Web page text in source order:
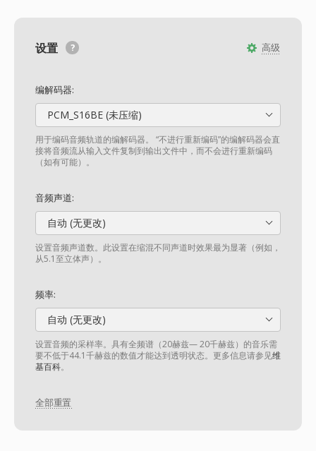
高级
设置
编解码器:
PCM_S16BE (未压缩)
用于编码音频轨道的编解码器。 “不进行重新编码”的编解码器会直
接将音频流从输入文件复制到输出文件中，而不会进行重新编码
（如有可能）。
音频声道:
自动 (无更改)
设置音频声道数。此设置在缩混不同声道时效果最为显著（例如，
从5.1至立体声）。
频率:
自动 (无更改)
设置音频的采样率。具有全频谱（20赫兹— 20千赫兹）的音乐需
要不低于44.1千赫兹的数值才能达到透明状态。更多信息请参见维
基百科。
全部重置